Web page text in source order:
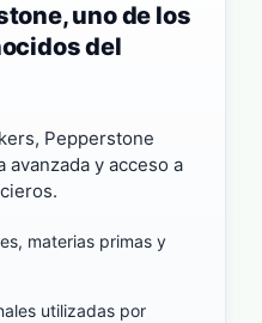
uno de los
del
Pepperstone
avanzada y acceso a
materias primas y
utilizadas por